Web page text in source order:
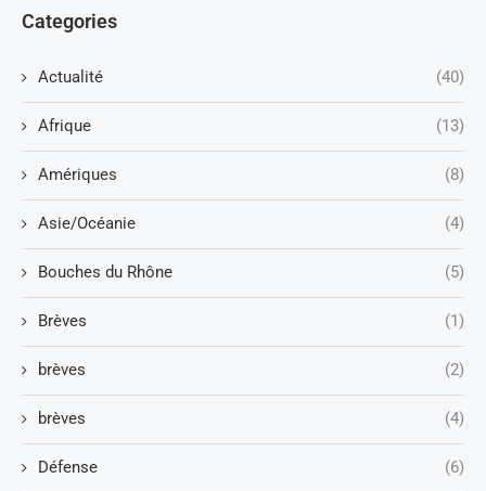
Categories
Actualité (40)
Afrique (13)
Amériques (8)
Asie/Océanie (4)
Bouches du Rhône (5)
Brèves (1)
brèves (2)
brèves (4)
Défense (6)